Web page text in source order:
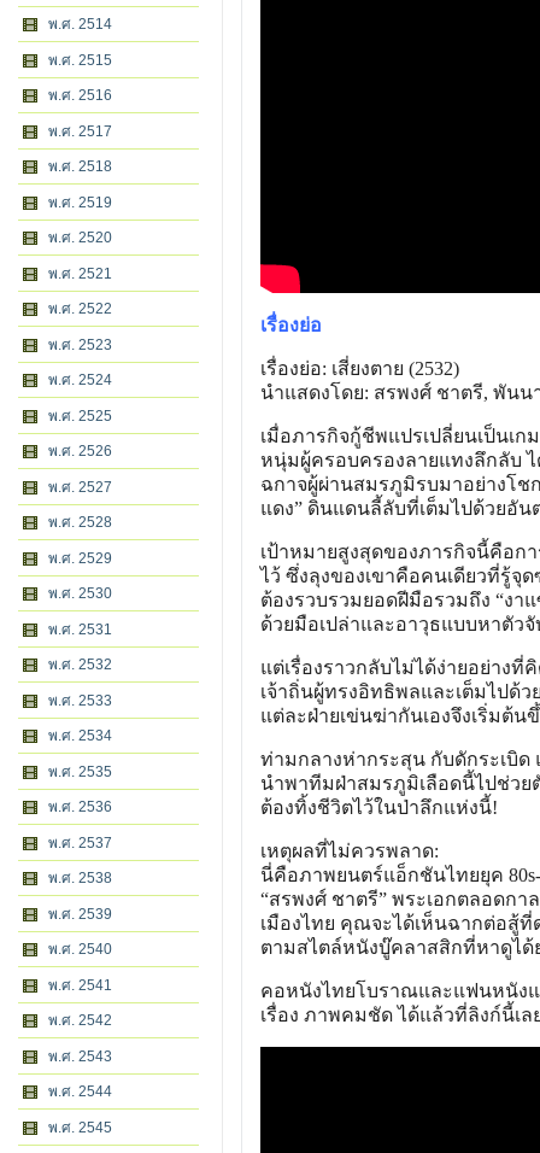
พ.ศ. 2514
พ.ศ. 2515
พ.ศ. 2516
พ.ศ. 2517
พ.ศ. 2518
พ.ศ. 2519
พ.ศ. 2520
พ.ศ. 2521
พ.ศ. 2522
พ.ศ. 2523
พ.ศ. 2524
พ.ศ. 2525
พ.ศ. 2526
พ.ศ. 2527
พ.ศ. 2528
พ.ศ. 2529
พ.ศ. 2530
พ.ศ. 2531
พ.ศ. 2532
พ.ศ. 2533
พ.ศ. 2534
พ.ศ. 2535
พ.ศ. 2536
พ.ศ. 2537
พ.ศ. 2538
พ.ศ. 2539
พ.ศ. 2540
พ.ศ. 2541
พ.ศ. 2542
พ.ศ. 2543
พ.ศ. 2544
พ.ศ. 2545
เรื่องย่อ
เรื่องย่อ: เสี่ยงตาย (2532)
นำแสดงโดย: สรพงศ์ ชาตรี, พันน
เมื่อภารกิจกู้ชีพแปรเปลี่ยนเป็นเ
หนุ่มผู้ครอบครองลายแทงลึกลับ ไ
ฉกาจผู้ผ่านสมรภูมิรบมาอย่างโช
แดง” ดินแดนลี้ลับที่เต็มไปด้วยอัน
เป้าหมายสูงสุดของภารกิจนี้คือก
ไว้ ซึ่งลุงของเขาคือคนเดียวที่รู้
ต้องรวบรวมยอดฝีมือรวมถึง “งา
ด้วยมือเปล่าและอาวุธแบบหาตัว
แต่เรื่องราวกลับไม่ได้ง่ายอย่างที่
เจ้าถิ่นผู้ทรงอิทธิพลและเต็มไปด้
แต่ละฝ่ายเข่นฆ่ากันเองจึงเริ่มต้น
ท่ามกลางห่ากระสุน กับดักระเบิด
นำพาทีมฝ่าสมรภูมิเลือดนี้ไปช่วย
ต้องทิ้งชีวิตไว้ในป่าลึกแห่งนี้!
เหตุผลที่ไม่ควรพลาด:
นี่คือภาพยนตร์แอ็กชันไทยยุค
“สรพงศ์ ชาตรี” พระเอกตลอดก
เมืองไทย คุณจะได้เห็นฉากต่อสู้
ตามสไตล์หนังบู๊คลาสสิกที่หาดูได้
คอหนังไทยโบราณและแฟนหนัง
เรื่อง ภาพคมชัด ได้แล้วที่ลิงก์นี้เล